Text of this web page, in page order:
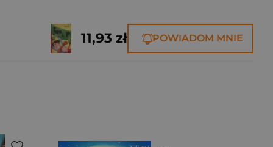
11,93 zł POWIADOM MNIE